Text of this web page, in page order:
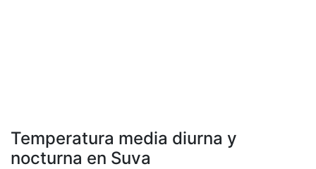
Temperatura media diurna y
nocturna en Suva